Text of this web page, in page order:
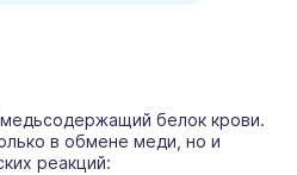
белок крови.
в обмене меди, но и
реакций: